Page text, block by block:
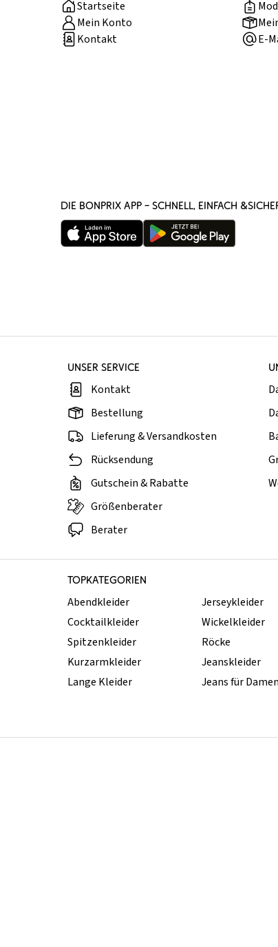
Startseite
Mein Konto
Kontakt
E-
DIE BONPRIX APP – SCHNELL, EINFACH
UNSER SERVICE
Kontakt
Bestellung
Lieferung & Versandkosten
Rücksendung
Gutschein & Rabatte
Größenberater
Berater
TOPKATEGORIEN
Abendkleider
Cocktailkleider
Spitzenkleider
Kurzarmkleider
Lange Kleider
Jerseykleider
Wickelkleider
Röcke
Jeanskleider
Jeans für Damen